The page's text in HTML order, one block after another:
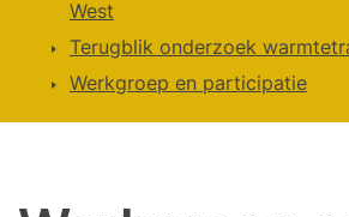
West
Terugblik onderzoek
Werkgroep en participatie